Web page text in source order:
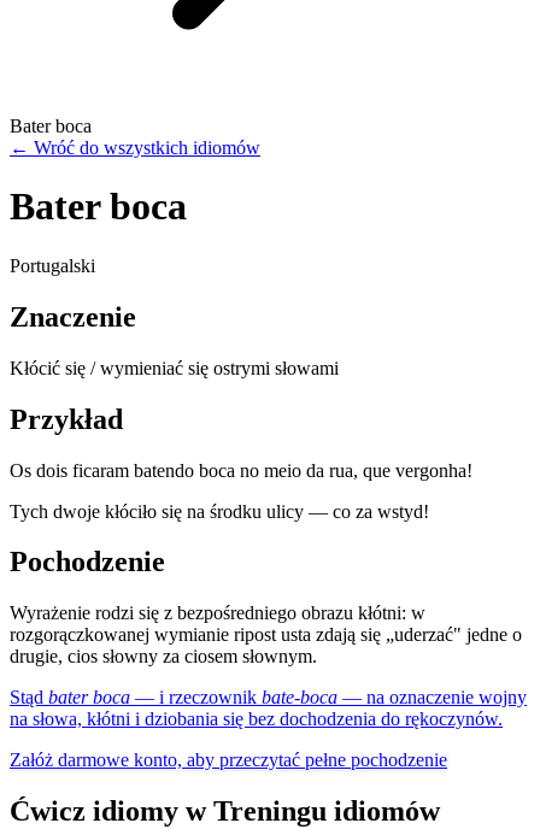
Bater boca
← Wróć do wszystkich idiomów
Bater boca
Portugalski
Znaczenie
Kłócić się / wymieniać się ostrymi słowami
Przykład
Os dois ficaram batendo boca no meio da rua, que vergonha!
Tych dwoje kłóciło się na środku ulicy — co za wstyd!
Pochodzenie
Wyrażenie rodzi się z bezpośredniego obrazu kłótni: w
rozgorączkowanej wymianie ripost usta zdają się „uderzać" jedne o
drugie, cios słowny za ciosem słownym.
Stąd bater boca — i rzeczownik bate-boca — na oznaczenie wojny
na słowa, kłótni i dziobania się bez dochodzenia do rękoczynów.
Załóż darmowe konto, aby przeczytać pełne pochodzenie
Ćwicz idiomy w Treningu idiomów